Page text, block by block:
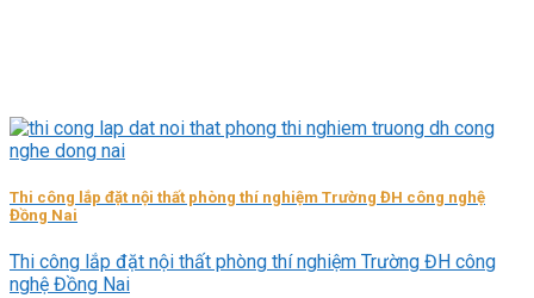
Thi công lắp đặt nội thất phòng thí nghiệm Trường ĐH công nghệ
Đồng Nai
Thi công lắp đặt nội thất phòng thí nghiệm Trường ĐH công
nghệ Đồng Nai